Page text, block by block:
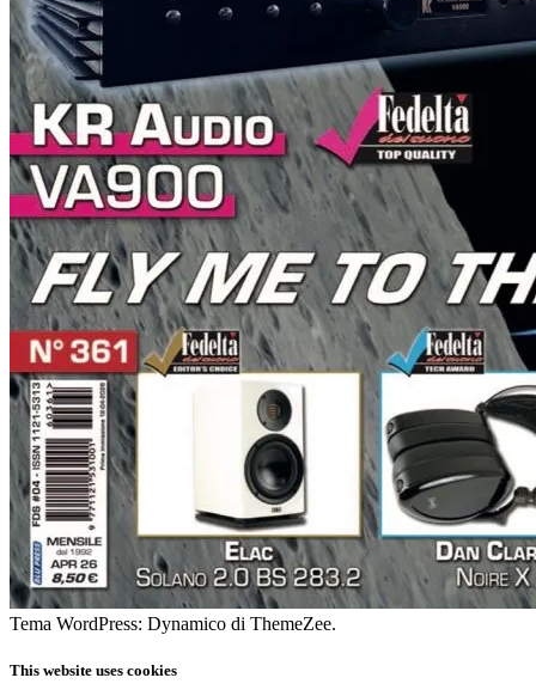
Tema WordPress: Dynamico di ThemeZee.
This website uses cookies